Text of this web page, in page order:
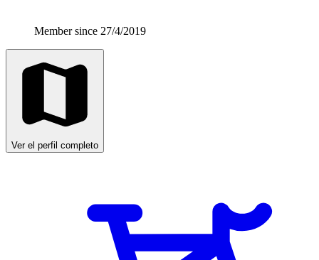
Member since 27/4/2019
Ver el perfil completo